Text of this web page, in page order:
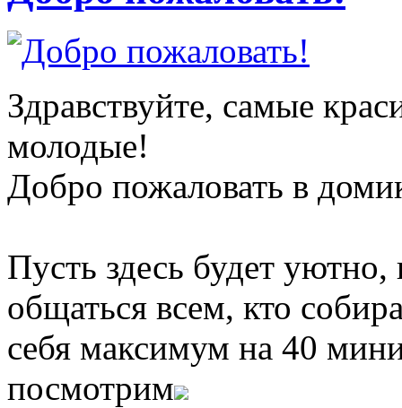
Здравствуйте, самые
молодые!
Добро пожаловать в
Пусть здесь будет
общаться всем, кто
себя максимум на 40
посмотрим